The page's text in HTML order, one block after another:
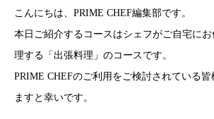
こんにちは、PRIME CHEF編集部です。
本日ご紹介するコースはシェフがご自宅に
理する「出張料理」のコースです。
PRIME CHEFのご利用をご検討されている
ますと幸いです。